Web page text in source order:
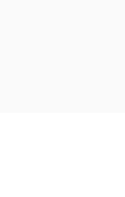
飲料オールフリー